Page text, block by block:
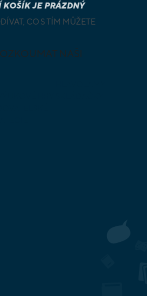
KOŠÍK JE PRÁZDNÝ
CO S TÍM MŮŽETE
NAŠI